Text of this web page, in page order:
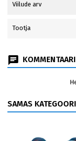
Viilude arv
Tootja
SAMAS